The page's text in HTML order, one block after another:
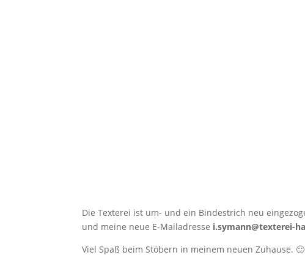
Die Tex­te­rei ist um- und ein Bin­de­strich neu
und mei­ne neue E‑Mailadresse i.symann@texterei-
Viel Spaß beim Stö­bern in mei­nem neu­en Zuhause. 🙂